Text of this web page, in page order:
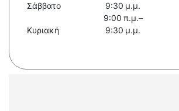
Σάββατο
9:30 μ.μ.
Κυριακή
9:00 π.μ.–
9:30 μ.μ.